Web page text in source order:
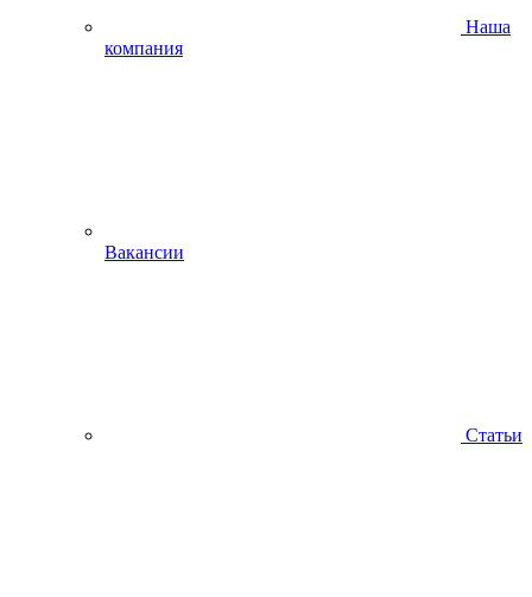
Наша
компания
Вакансии
Статьи